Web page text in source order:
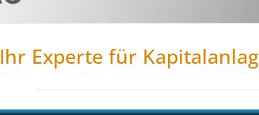
Ihr Experte für